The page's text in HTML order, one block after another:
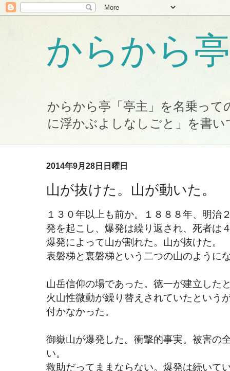
からから
からから亭「亭主」を名乗っ
に浮かぶよしなしごと」を書い
2014年9月28日日曜日
山が抜けた。山が動いた。
１３０年以上も前か。１８８８年、明治
発を起こし、爆発は繰り返され、死者は
爆発によって山が割れた。山が抜けた。
表磐梯と裏磐梯という二つの山のように
山岳信仰の場であった。徳一が建立した
火山性微動が繰り替えされていたという
付かなかった。
御嶽山が爆発した。衝撃的事実。被害の
い。
救助だってままならない。爆発は続いて